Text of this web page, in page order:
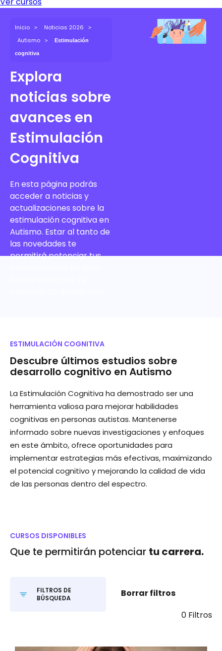
Inicio
Noticias 2026
Autismo
Estimulación
cognitiva
Explora
noticias sobre
avances en
Estimulación
Cognitiva
En esta página podrás
acceder a noticias y
actualizaciones sobre la
estimulación cognitiva en
Autismo. Estar al tanto de
las novedades te
permitirá potenciar tus
ESTIMULACIÓN COGNITIVA
Descubre últimos estudios sobre
desarrollo cognitivo en Autismo
La Estimulación Cognitiva ha demostrado ser una
herramienta valiosa para mejorar habilidades
cognitivas en personas autistas. Mantenerse
informado sobre nuevas investigaciones y enfoques
en este ámbito, ofrece oportunidades para
implementar estrategias más efectivas, maximizando
el potencial cognitivo y mejorando la calidad de vida
de las personas dentro del espectro.
CURSOS DISPONIBLES
Que te permitirán potenciar tu carrera.
FILTROS DE
BÚSQUEDA
Borrar filtros
0 Filtros